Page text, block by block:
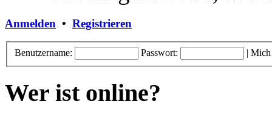
Anmelden • Registrieren
Benutzername: Passwort: | Mich
Wer ist online?